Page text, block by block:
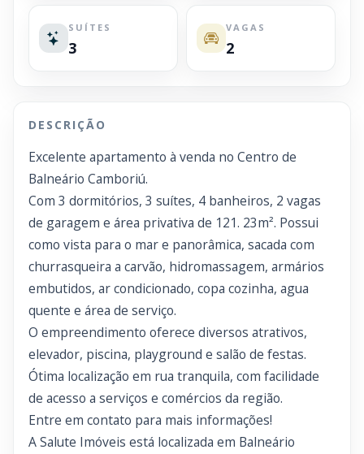
SUÍTES
3
VAGAS
2
DESCRIÇÃO
Excelente apartamento à venda no Centro de
Balneário Camboriú.
Com 3 dormitórios, 3 suítes, 4 banheiros, 2 vagas
de garagem e área privativa de 121. 23m². Possui
como vista para o mar e panorâmica, sacada com
churrasqueira a carvão, hidromassagem, armários
embutidos, ar condicionado, copa cozinha, agua
quente e área de serviço.
O empreendimento oferece diversos atrativos,
elevador, piscina, playground e salão de festas.
Ótima localização em rua tranquila, com facilidade
de acesso a serviços e comércios da região.
Entre em contato para mais informações!
A Salute Imóveis está localizada em Balneário